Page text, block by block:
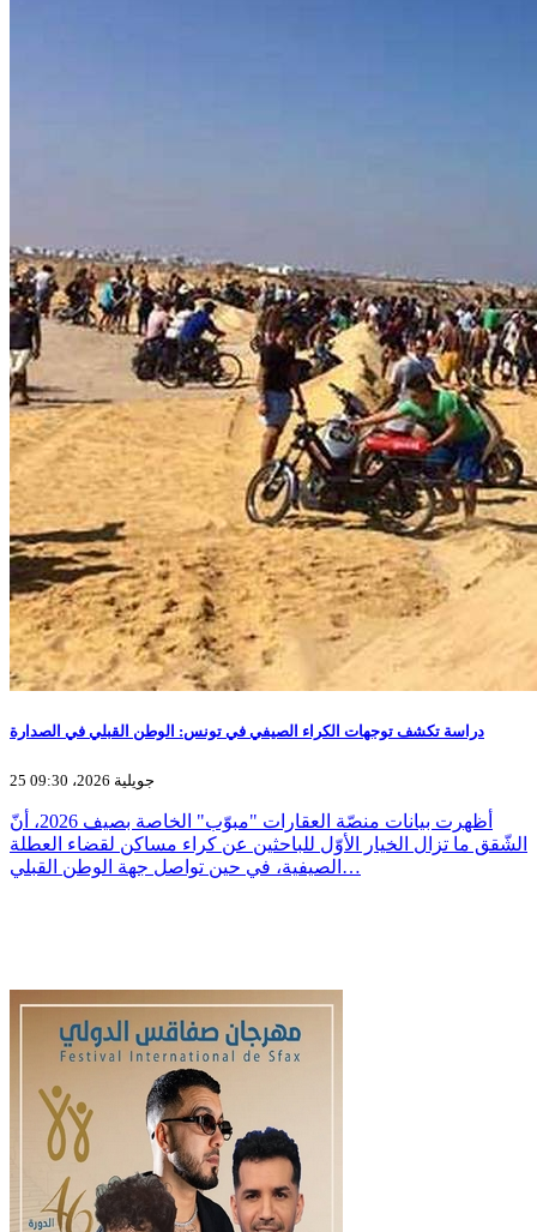
دراسة تكشف توجهات الكراء الصيفي في تونس: الوطن القبلي في الصدارة
25 جويلية 2026، 09:30
أظهرت بيانات منصّة العقارات "مبوّب" الخاصة بصيف 2026، أنّ
الشّقق ما تزال الخيار الأوّل للباحثين عن كراء مساكن لقضاء العطلة
الصيفية، في حين تواصل جهة الوطن القبلي…